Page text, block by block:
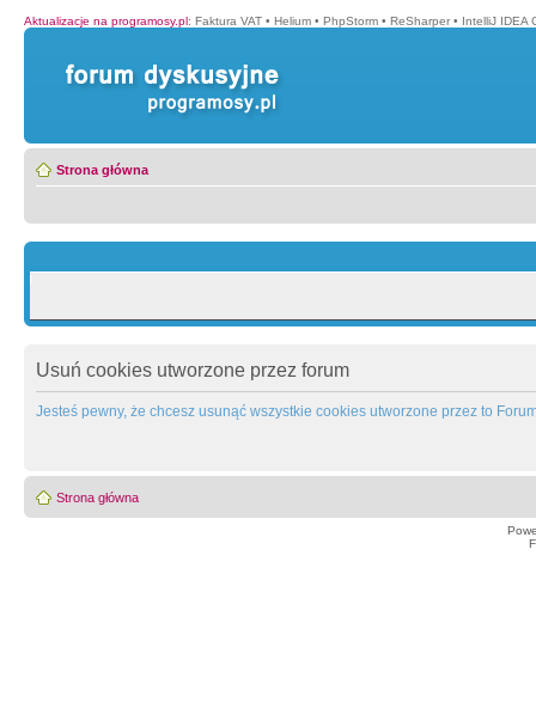
Aktualizacje na programosy.pl: Faktura VAT • Helium • PhpStorm • ReSharper • IntelliJ IDEA
Strona główna
Usuń cookies utworzone przez forum
Jesteś pewny, że chcesz usunąć wszystkie cookies utworzone przez to
Strona główna